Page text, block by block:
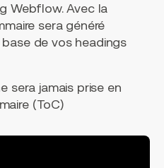
Webflow. Avec la
sera généré
de vos headings
sera jamais prise en
(ToC)